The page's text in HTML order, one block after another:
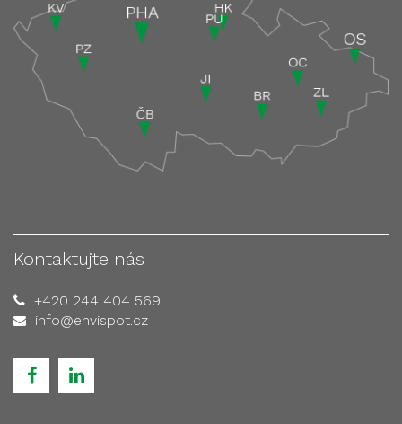
Kontaktujte nás
+420 244 404 569
info@envispot.cz